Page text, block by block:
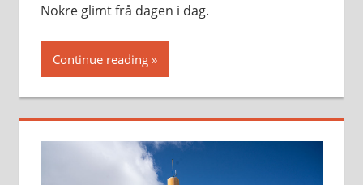
Nokre glimt frå dagen i dag.
Continue reading